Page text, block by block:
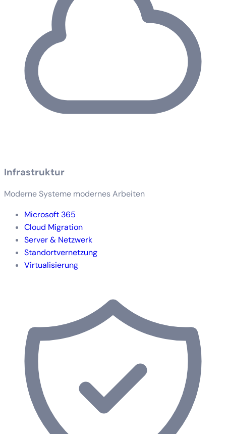
Infrastruktur
Moderne Systeme modernes Arbeiten
Microsoft 365
Cloud Migration
Server & Netzwerk
Standortvernetzung
Virtualisierung